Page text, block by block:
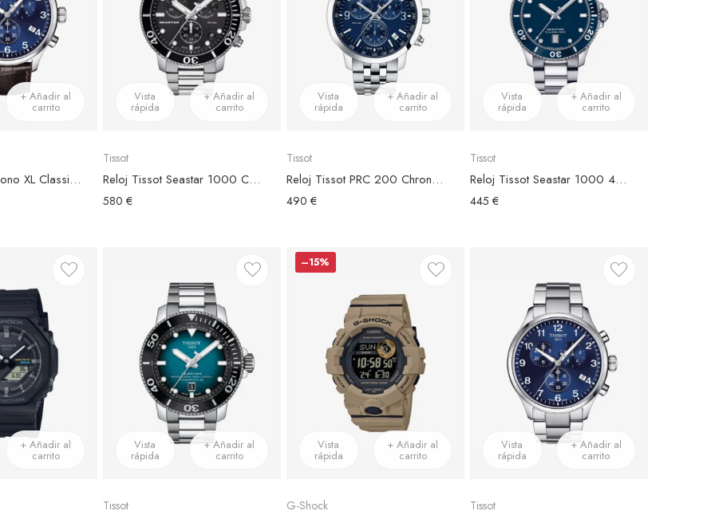
+ Añadir al
carrito
Reloj Tissot Chrono XL Classic Correa Piel Marrón
Vista
rápida
+ Añadir al
carrito
Tissot
Reloj Tissot Seastar 1000 Chronograph Acero Esfera Negra
580 €
Vista
rápida
+ Añadir al
carrito
Tissot
Reloj Tissot PRC 200 Chronograph Brazalete Acero
490 €
Vista
rápida
+ Añadir al
carrito
Tissot
Reloj Tissot Seastar 1000 40mm Esfera Azul
445 €
+ Añadir al
carrito
Vista
rápida
+ Añadir al
carrito
Tissot
–15%
Vista
rápida
+ Añadir al
carrito
G-Shock
Vista
rápida
+ Añadir al
carrito
Tissot